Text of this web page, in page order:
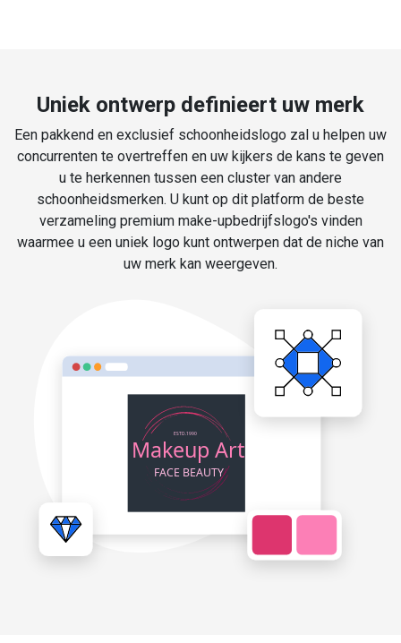
Uniek ontwerp definieert uw merk
Een pakkend en exclusief schoonheidslogo zal u helpen uw
concurrenten te overtreffen en uw kijkers de kans te geven
u te herkennen tussen een cluster van andere
schoonheidsmerken. U kunt op dit platform de beste
verzameling premium make-upbedrijfslogo's vinden
waarmee u een uniek logo kunt ontwerpen dat de niche van
uw merk kan weergeven.